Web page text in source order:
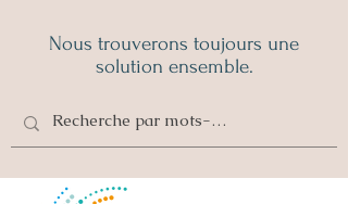
Nous trouverons toujours une
solution ensemble.